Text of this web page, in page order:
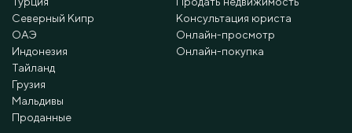
Северный Кипр
ОАЭ
Индонезия
Тайланд
Грузия
Мальдивы
Проданные
Консультация юриста
Онлайн-просмотр
Онлайн-покупка